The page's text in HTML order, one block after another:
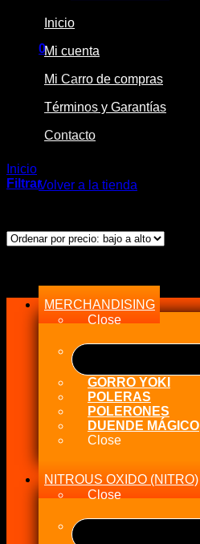
0
Volver a la tienda
Inicio
Mi cuenta
Mi Carro de compras
Términos y Garantías
Contacto
Inicio
Filtrar
precio:
MERCHANDISING
Close
GORRO YOKI
POLERAS
POLERONES
DUENDE MÁGICO
Close
NITROUS OXIDO (NITRO)
Close